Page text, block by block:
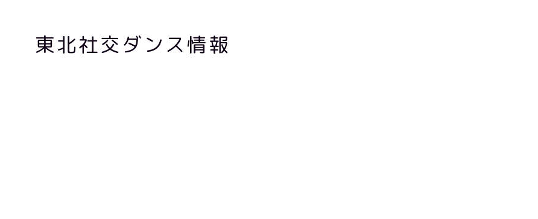
東北社交ダンス情報